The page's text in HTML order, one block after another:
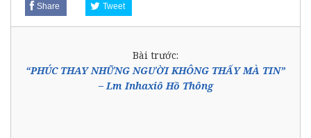
Share Tweet
Bài trước:
“PHÚC THAY NHỮNG NGƯỜI KHÔNG THẤY MÀ TIN”
– Lm Inhaxiô Hồ Thông